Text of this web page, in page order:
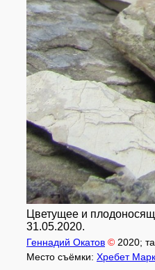
Цветущее и
31.05.2020.
Геннадий Окатов © 2020;
Место съёмки: Хребет